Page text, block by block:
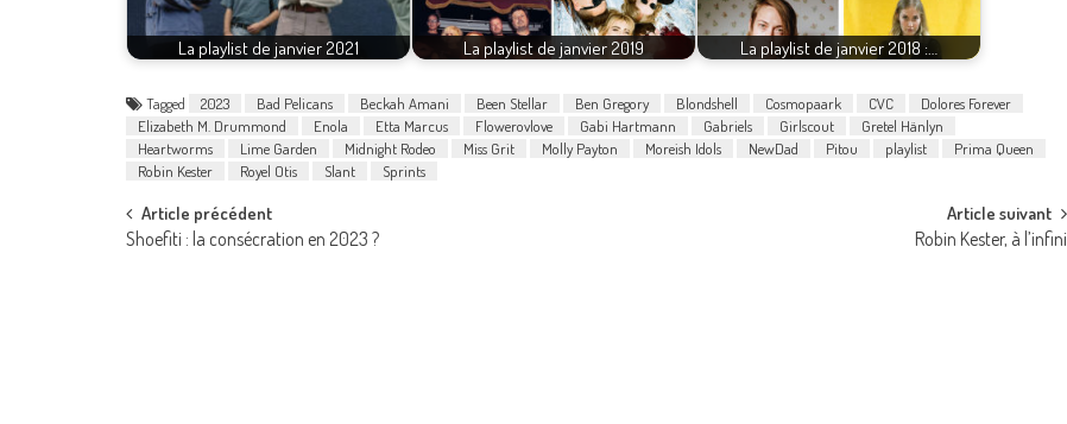
La playlist de janvier 2021 La playlist de janvier 2019 La playlist de janvier 2018 :…
Tagged 2023 Bad Pelicans Beckah Amani Been Stellar Ben Gregory Blondshell Cosmopaark CVC
Dolores Forever
Elizabeth M. Drummond
Enola Etta Marcus Flowerovlove Gabi Hartmann Gabriels Girlscout
Gretel Hänlyn
Heartworms
Lime Garden Midnight Rodeo Miss Grit Molly Payton Moreish Idols NewDad Pitou playlist
Prima Queen
Robin Kester
Royel Otis Slant Sprints
Post
Article précédent
Shoefiti : la consécration en 2023 ?
Article suivant
Robin Kester, à l’infini